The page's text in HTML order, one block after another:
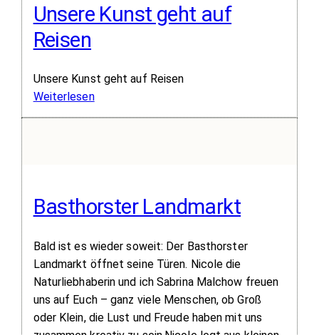
Besinnlichkeit
und
Unsere Kunst geht auf
Reisen
Unsere Kunst geht auf Reisen
Weiterlesen:
Unsere
Basthorster Landmarkt
Bald ist es wieder soweit: Der Basthorster
Landmarkt öffnet seine Türen. Nicole die
Naturliebhaberin und ich Sabrina Malchow freuen
uns auf Euch – ganz viele Menschen, ob Groß
oder Klein, die Lust und Freude haben mit uns